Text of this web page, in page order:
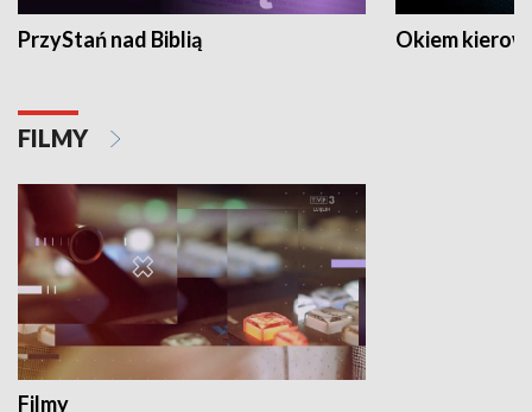
PrzyStań nad Biblią Okiem
FILMY
Filmy